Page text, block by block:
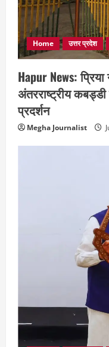
Home उत्तर प्रदेश
Hapur News:
अंतरराष्ट्रीय
प्रदर्शन
Megha Journalist